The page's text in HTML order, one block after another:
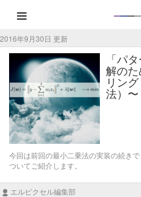
2016年9月30日 更新
「パ
解の
リン
法）〜
今回は前回の最小二乗法の実装の続き
ついてご紹介します。
エルピクセル編集部